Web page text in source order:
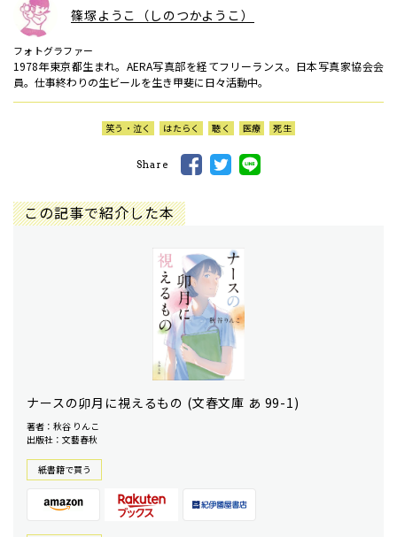
篠塚ようこ（しのつかようこ）
フォトグラファー
1978年東京都生まれ。AERA写真部を経てフリーランス。日本写真家協会会
員。仕事終わりの生ビールを生き甲斐に日々活動中。
笑う・泣く はたらく 聴く 医療 死生
Share
この記事で紹介した本
ナースの卯月に視えるもの (文春文庫 あ 99-1)
著者：秋谷 りんこ
出版社：文藝春秋
紙書籍で買う